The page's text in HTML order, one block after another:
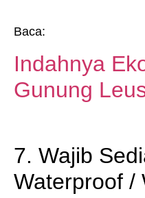
Baca:
Indahnya
Gunung
7. Wajib
Waterproof /